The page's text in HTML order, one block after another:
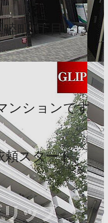
町1丁目1-13
ンションです
頼スタート